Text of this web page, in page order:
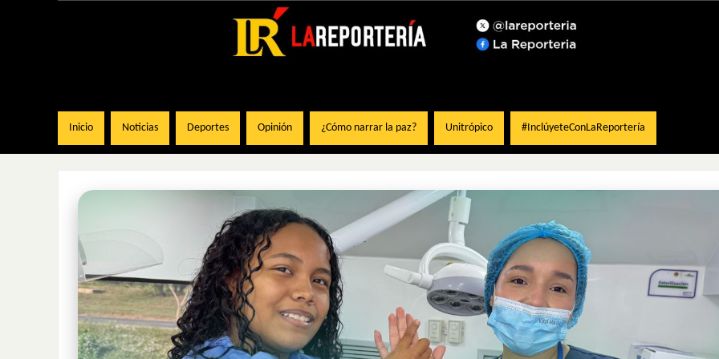
Inicio Noticias Deportes Opinión ¿Cómo narrar la paz? Unitrópico #InclúyeteConLaReportería